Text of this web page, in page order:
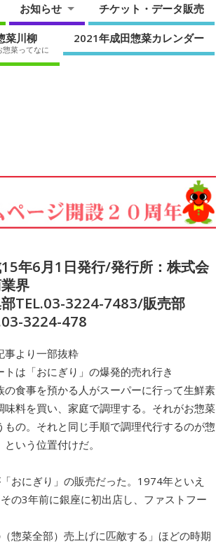
お知らせ チケット・データ販売
菜川柳
惣菜ってなに
2021年成田惣菜カレンダー
年6月1日発行/発行所：株式会
界
TEL.03-3224-7483/販売部
3224-478
事より一部抜粋
トは「おにぎり」の爆発的売れ行き
の食事を預かる人がスーパーに行って生鮮素
味料を買い、家庭で調理する。それがお惣菜
もの。それと同じ手順で調理代行するのが惣
という位置付けだ。
おにぎり」の販売だった。1974年といえ
の3年前に銀座に初出店し、ファストフー
惣菜全部）売上げに匹敵する」ほどの時期